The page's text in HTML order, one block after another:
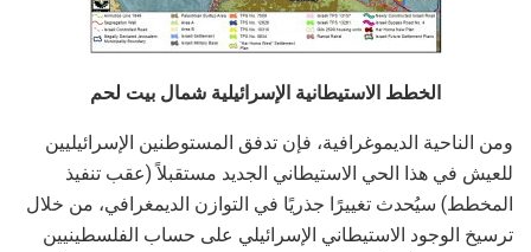
الخطط الاستيطانية الإسرائيلية شمال بيت لحم
ومن الناحية الديموغرافية، فإن تدفق المستوطنين الإسرائيليين
للعيش في هذا الحي الاستيطاني الجديد مستقبلاً (عقب تنفيذ
المخطط) سيُحدث تغييرًا جذريًا في التوازن الديمغرافي، من خلال
ترسيخ الوجود الاستيطاني الإسرائيلي على حساب الفلسطينيين